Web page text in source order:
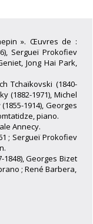
». Œuvres de :
Sergueï Prokofiev
Jong Hai Park,
Tchaïkovski (1840-
(1882-1971), Michel
1914), Georges
piano.
Annecy.
; Sergueï Prokofiev
Georges Bizet
; René Barbera,